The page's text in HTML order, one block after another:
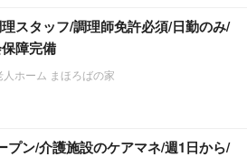
理スタッフ/調理師免許必須/日勤のみ/
障完備
ホーム まほろばの家
プン/介護施設のケアマネ/週1日から/